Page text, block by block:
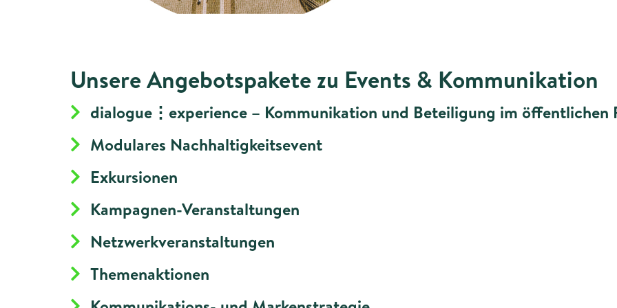
Unsere Angebotspakete zu Events & Kommunikation
dialogue⋮experience – Kommunikation und Beteiligung im öffentlichen
Modulares Nachhaltigkeitsevent
Exkursionen
Kampagnen-Veranstaltungen
Netzwerkveranstaltungen
Themenaktionen